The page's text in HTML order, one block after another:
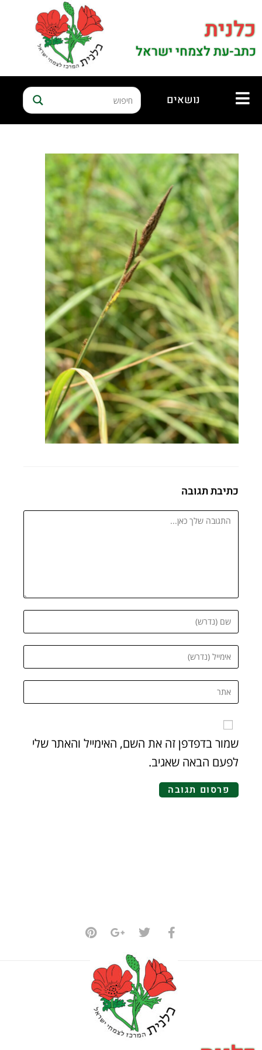
כלנית
כתב-עת לצמחי ישראל
נושאים
כתיבת תגובה
שמור בדפדפן זה את השם, האימייל והאתר שלי
לפעם הבאה שאגיב.